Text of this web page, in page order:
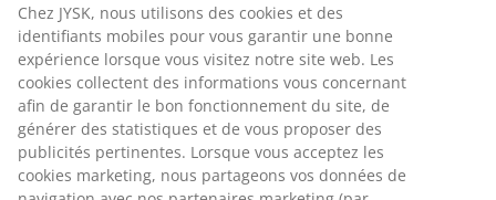
Chez JYSK, nous utilisons des cookies et des
identifiants mobiles pour vous garantir une bonne
expérience lorsque vous visitez notre site web. Les
cookies collectent des informations vous concernant
afin de garantir le bon fonctionnement du site, de
générer des statistiques et de vous proposer des
publicités pertinentes. Lorsque vous acceptez les
cookies marketing, nous partageons vos données de